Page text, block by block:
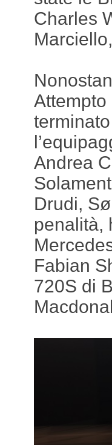
Charles
Attempto
Andrea
Drudi,
penalità,
Fabian
720S di